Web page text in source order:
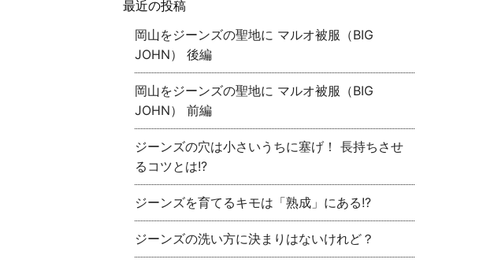
最近の投稿
岡山をジーンズの聖地に マルオ被服（BIG
JOHN） 後編
岡山をジーンズの聖地に マルオ被服（BIG
JOHN） 前編
ジーンズの穴は小さいうちに塞げ！ 長持ちさせ
るコツとは!?
ジーンズを育てるキモは「熟成」にある!?
ジーンズの洗い方に決まりはないけれど？